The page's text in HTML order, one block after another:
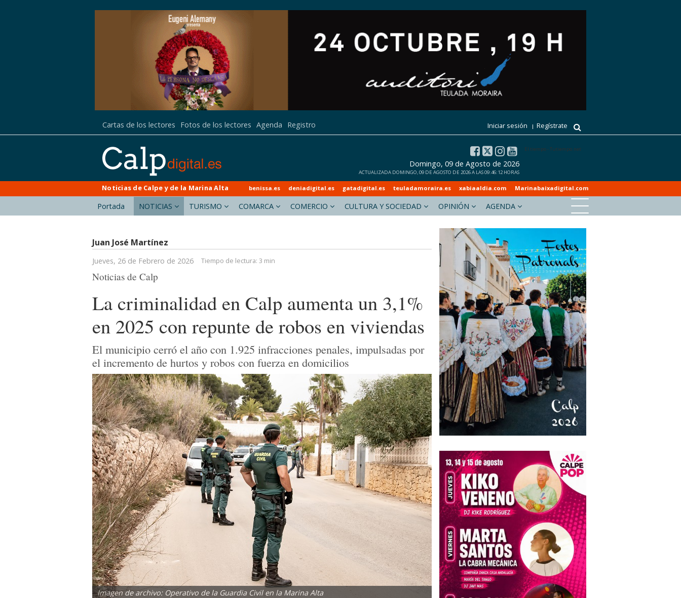
Cartas de los lectores Fotos de los lectores Agenda Registro Iniciar sesión Regístrate
El tiempo - Tutiempo.net
Domingo, 09 de Agosto de 2026
ACTUALIZADA DOMINGO, 09 DE AGOSTO DE 2026 A LAS 09:46:12 HORAS
Noticias de Calpe y de la Marina Alta benissa.es deniadigital.es gatadigital.es teuladamoraira.es xabiaaldia.com Marinabaixadigital.com
Portada NOTICIAS TURISMO COMARCA COMERCIO CULTURA Y SOCIEDAD OPINIÓN AGENDA
Juan José Martínez
Jueves, 26 de Febrero de 2026 Tiempo de lectura: 3 min
Noticias de Calp
La criminalidad en Calp aumenta un 3,1%
en 2025 con repunte de robos en viviendas
El municipio cerró el año con 1.925 infracciones penales, impulsadas por
el incremento de hurtos y robos con fuerza en domicilios
Imagen de archivo: Operativo de la Guardia Civil en la Marina Alta